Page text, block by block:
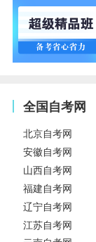
全国自考网
北京自考网
安徽自考网
山西自考网
福建自考网
辽宁自考网
江苏自考网